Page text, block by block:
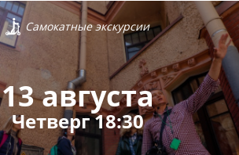
Самокатные экскурсии
13 августа
Четверг 18:30